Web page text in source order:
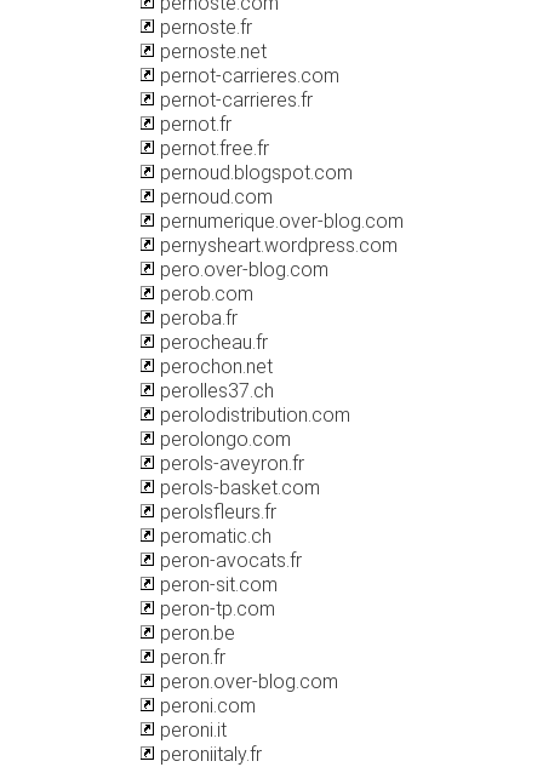
pernoste.fr
pernoste.net
pernot-carrieres.com
pernot-carrieres.fr
pernot.fr
pernot.free.fr
pernoud.blogspot.com
pernoud.com
pernumerique.over-blog.com
pernysheart.wordpress.com
pero.over-blog.com
perob.com
peroba.fr
perocheau.fr
perochon.net
perolles37.ch
perolodistribution.com
perolongo.com
perols-aveyron.fr
perols-basket.com
perolsfleurs.fr
peromatic.ch
peron-avocats.fr
peron-sit.com
peron-tp.com
peron.be
peron.fr
peron.over-blog.com
peroni.com
peroni.it
peroniitaly.fr